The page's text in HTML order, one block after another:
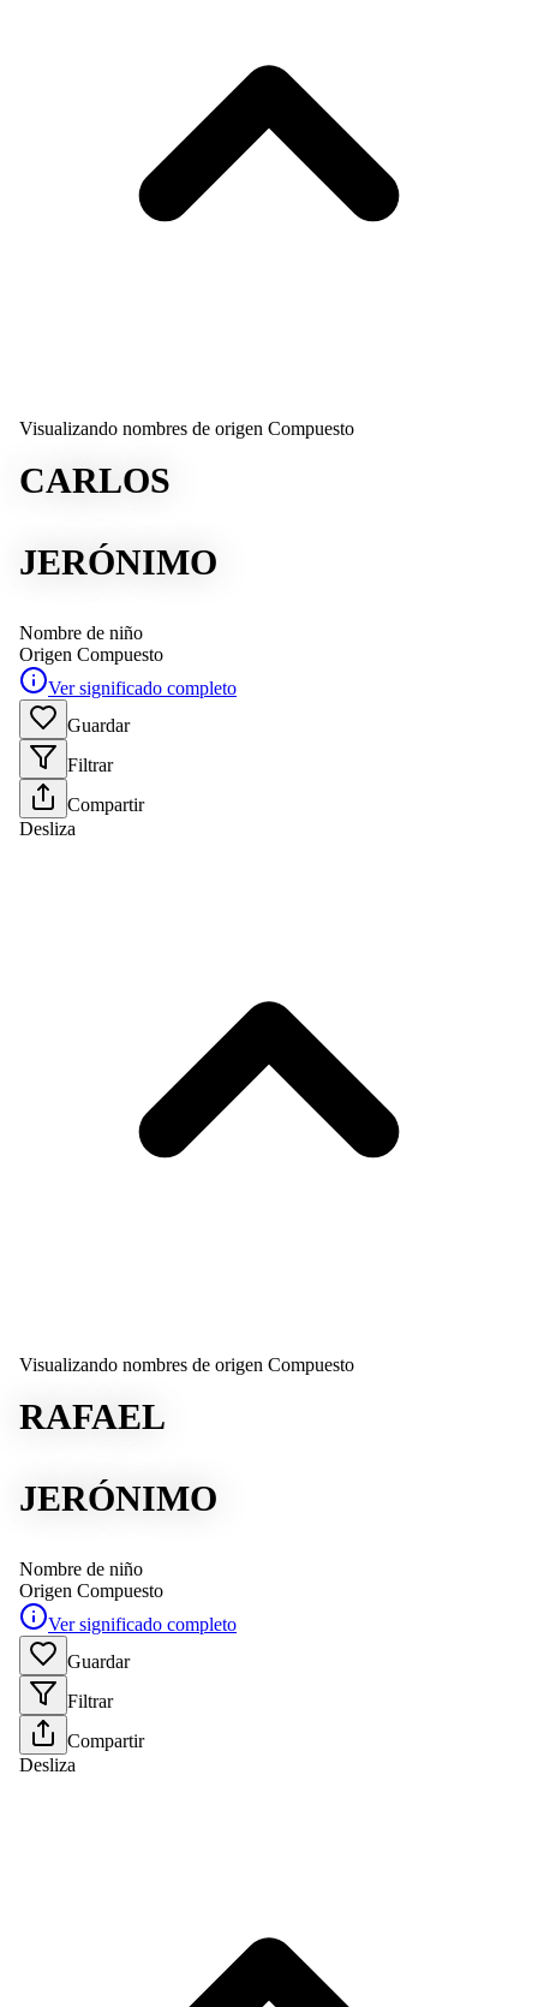
Visualizando nombres de origen Compuesto
CARLOS
JERÓNIMO
Nombre de niño
Origen Compuesto
Ver significado completo
Guardar
Filtrar
Compartir
Desliza
Visualizando nombres de origen Compuesto
RAFAEL
JERÓNIMO
Nombre de niño
Origen Compuesto
Ver significado completo
Guardar
Filtrar
Compartir
Desliza